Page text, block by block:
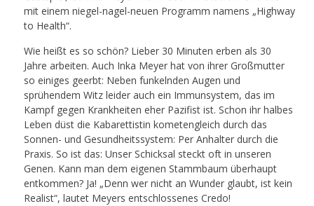
mit einem niegel-nagel-neuen Programm namens „Highway
to Health“.
Wie heißt es so schön? Lieber 30 Minuten erben als 30
Jahre arbeiten. Auch Inka Meyer hat von ihrer Großmutter
so einiges geerbt: Neben funkelnden Augen und
sprühendem Witz leider auch ein Immunsystem, das im
Kampf gegen Krankheiten eher Pazifist ist. Schon ihr halbes
Leben düst die Kabarettistin kometengleich durch das
Sonnen- und Gesundheitssystem: Per Anhalter durch die
Praxis. So ist das: Unser Schicksal steckt oft in unseren
Genen. Kann man dem eigenen Stammbaum überhaupt
entkommen? Ja! „Denn wer nicht an Wunder glaubt, ist kein
Realist“, lautet Meyers entschlossenes Credo!